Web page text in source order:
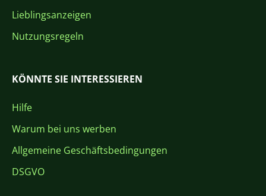
Lieblingsanzeigen
Nutzungsregeln
KÖNNTE SIE INTERESSIEREN
Hilfe
Warum bei uns werben
Allgemeine Geschäftsbedingungen
DSGVO